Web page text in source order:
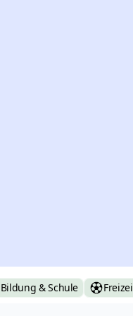
Bildung & Schule